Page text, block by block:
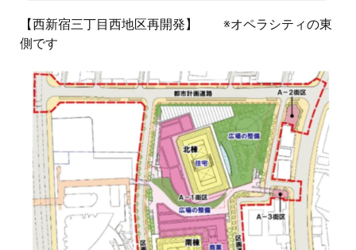
【西新宿三丁目西地区再開発】 ※オペラシティの東
側です